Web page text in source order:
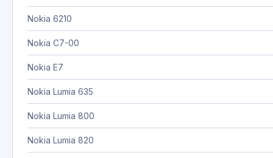
Nokia 6210
Nokia C7-00
Nokia E7
Nokia Lumia 635
Nokia Lumia 800
Nokia Lumia 820